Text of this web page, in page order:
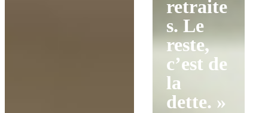
retraite
s. Le
reste,
c’est de
la
dette. »